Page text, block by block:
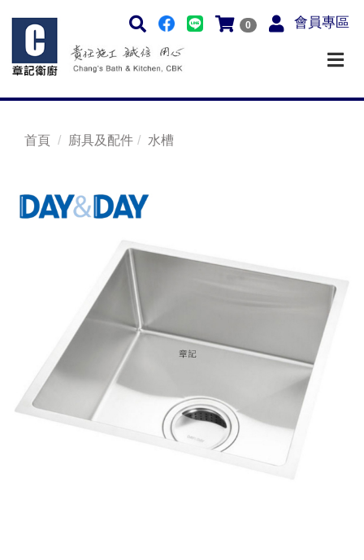
0 會員專區
首頁 廚具及配件 水槽